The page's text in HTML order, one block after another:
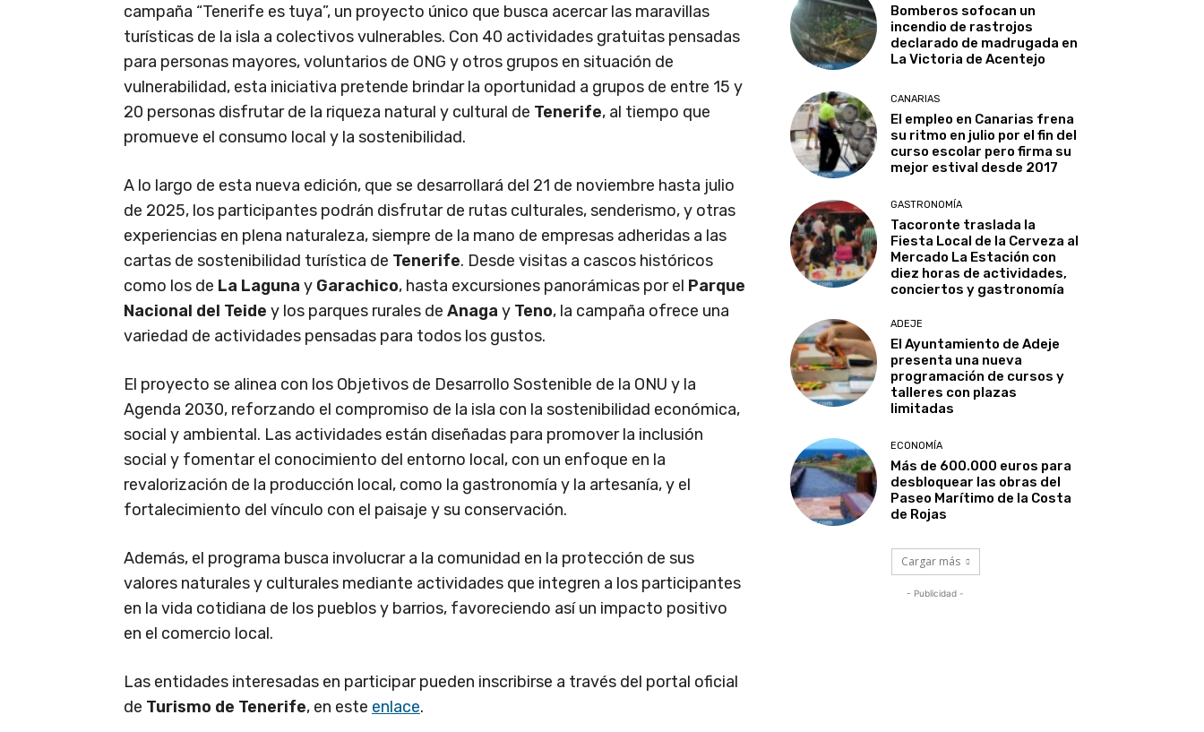
campaña “Tenerife es tuya”, un proyecto único que busca acercar las maravillas
turísticas de la isla a colectivos vulnerables. Con 40 actividades gratuitas pensadas
para personas mayores, voluntarios de ONG y otros grupos en situación de
vulnerabilidad, esta iniciativa pretende brindar la oportunidad a grupos de entre 15 y
20 personas disfrutar de la riqueza natural y cultural de Tenerife, al tiempo que
promueve el consumo local y la sostenibilidad.
A lo largo de esta nueva edición, que se desarrollará del 21 de noviembre hasta julio
de 2025, los participantes podrán disfrutar de rutas culturales, senderismo, y otras
experiencias en plena naturaleza, siempre de la mano de empresas adheridas a las
cartas de sostenibilidad turística de Tenerife. Desde visitas a cascos históricos
como los de La Laguna y Garachico, hasta excursiones panorámicas por el Parque
Nacional del Teide y los parques rurales de Anaga y Teno, la campaña ofrece una
variedad de actividades pensadas para todos los gustos.
El proyecto se alinea con los Objetivos de Desarrollo Sostenible de la ONU y la
Agenda 2030, reforzando el compromiso de la isla con la sostenibilidad económica,
social y ambiental. Las actividades están diseñadas para promover la inclusión
social y fomentar el conocimiento del entorno local, con un enfoque en la
revalorización de la producción local, como la gastronomía y la artesanía, y el
fortalecimiento del vínculo con el paisaje y su conservación.
Además, el programa busca involucrar a la comunidad en la protección de sus
valores naturales y culturales mediante actividades que integren a los participantes
en la vida cotidiana de los pueblos y barrios, favoreciendo así un impacto positivo
en el comercio local.
Las entidades interesadas en participar pueden inscribirse a través del portal oficial
de Turismo de Tenerife, en este enlace.
Bomberos sofocan un
incendio de rastrojos
declarado de madrugada en
La Victoria de Acentejo
CANARIAS
El empleo en Canarias frena
su ritmo en julio por el fin del
curso escolar pero firma su
mejor estival desde 2017
GASTRONOMÍA
Tacoronte traslada la
Fiesta Local de la Cerveza al
Mercado La Estación con
diez horas de actividades,
conciertos y gastronomía
ADEJE
El Ayuntamiento de Adeje
presenta una nueva
programación de cursos y
talleres con plazas
limitadas
ECONOMÍA
Más de 600.000 euros para
desbloquear las obras del
Paseo Marítimo de la Costa
de Rojas
Cargar más
- Publicidad -